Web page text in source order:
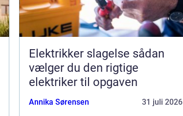
Elektrikker slagelse sådan
vælger du den rigtige
elektriker til opgaven
Annika Sørensen 31 juli 2026